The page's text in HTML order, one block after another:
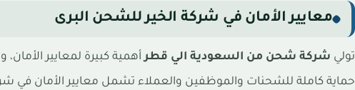
معايير الأمان في شركة الخير للشحن البرى
تولي شركة شحن من السعودية الي قطرأهمية كبيرة لمعايير
حماية كاملة للشحنات والموظفين والعملاء تشمل معايير الأمان في